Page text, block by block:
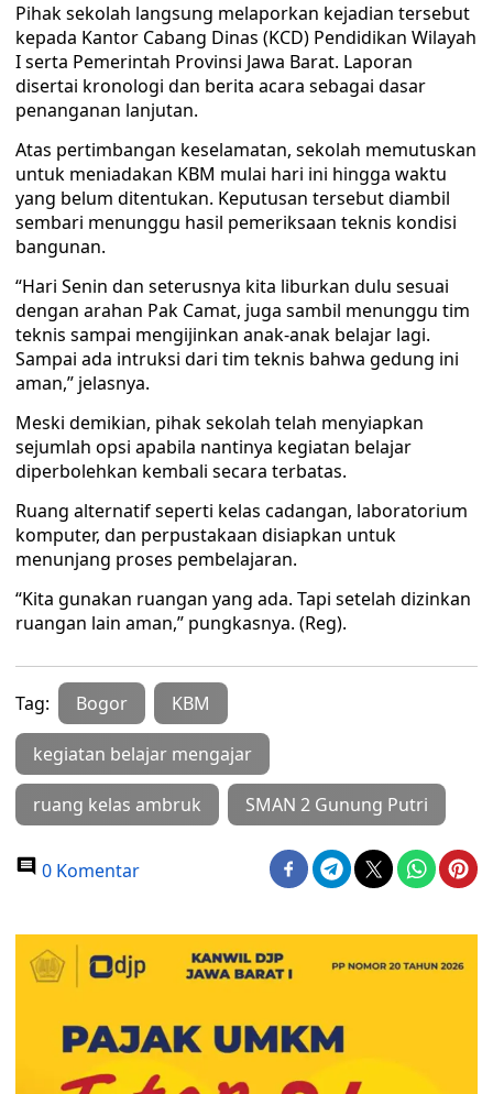
Pihak sekolah langsung melaporkan kejadian tersebut
kepada Kantor Cabang Dinas (KCD) Pendidikan Wilayah
I serta Pemerintah Provinsi Jawa Barat. Laporan
disertai kronologi dan berita acara sebagai dasar
penanganan lanjutan.
Atas pertimbangan keselamatan, sekolah memutuskan
untuk meniadakan KBM mulai hari ini hingga waktu
yang belum ditentukan. Keputusan tersebut diambil
sembari menunggu hasil pemeriksaan teknis kondisi
bangunan.
“Hari Senin dan seterusnya kita liburkan dulu sesuai
dengan arahan Pak Camat, juga sambil menunggu tim
teknis sampai mengijinkan anak-anak belajar lagi.
Sampai ada intruksi dari tim teknis bahwa gedung ini
aman,” jelasnya.
Meski demikian, pihak sekolah telah menyiapkan
sejumlah opsi apabila nantinya kegiatan belajar
diperbolehkan kembali secara terbatas.
Ruang alternatif seperti kelas cadangan, laboratorium
komputer, dan perpustakaan disiapkan untuk
menunjang proses pembelajaran.
“Kita gunakan ruangan yang ada. Tapi setelah dizinkan
ruangan lain aman,” pungkasnya. (Reg).
Tag: Bogor KBM
kegiatan belajar mengajar
ruang kelas ambruk SMAN 2 Gunung Putri
0 Komentar